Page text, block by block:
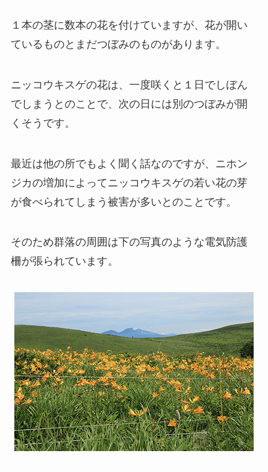
１本の茎に数本の花を付けていますが、花が開い
ているものとまだつぼみのものがあります。
ニッコウキスゲの花は、一度咲くと１日でしぼん
でしまうとのことで、次の日には別のつぼみが開
くそうです。
最近は他の所でもよく聞く話なのですが、ニホン
ジカの増加によってニッコウキスゲの若い花の芽
が食べられてしまう被害が多いとのことです。
そのため群落の周囲は下の写真のような電気防護
柵が張られています。